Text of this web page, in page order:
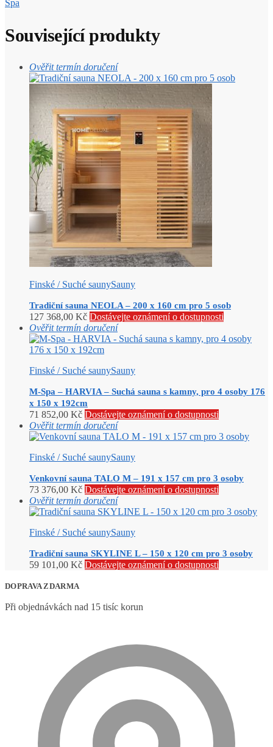
Spa
Související produkty
Ověřit termín doručení
Finské / Suché saunySauny
Tradiční sauna NEOLA – 200 x 160 cm pro 5 osob
127 368,00 Kč Dostávejte oznámení o dostupnosti
Ověřit termín doručení
Finské / Suché saunySauny
M-Spa – HARVIA – Suchá sauna s kamny, pro 4 osoby 176
x 150 x 192cm
71 852,00 Kč Dostávejte oznámení o dostupnosti
Ověřit termín doručení
Finské / Suché saunySauny
Venkovní sauna TALO M – 191 x 157 cm pro 3 osoby
73 376,00 Kč Dostávejte oznámení o dostupnosti
Ověřit termín doručení
Finské / Suché saunySauny
Tradiční sauna SKYLINE L – 150 x 120 cm pro 3 osoby
59 101,00 Kč Dostávejte oznámení o dostupnosti
DOPRAVA ZDARMA
Při objednávkách nad 15 tisíc korun